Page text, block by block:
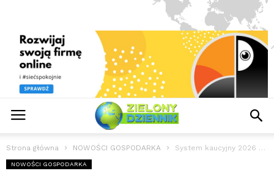
Strona główna NOWOŚCI GOSPODARKA System kaucyjny 2026 – Podsumowanie: Czy Polacy nauczyli się zwracać puszki?
NOWOŚCI GOSPODARKA